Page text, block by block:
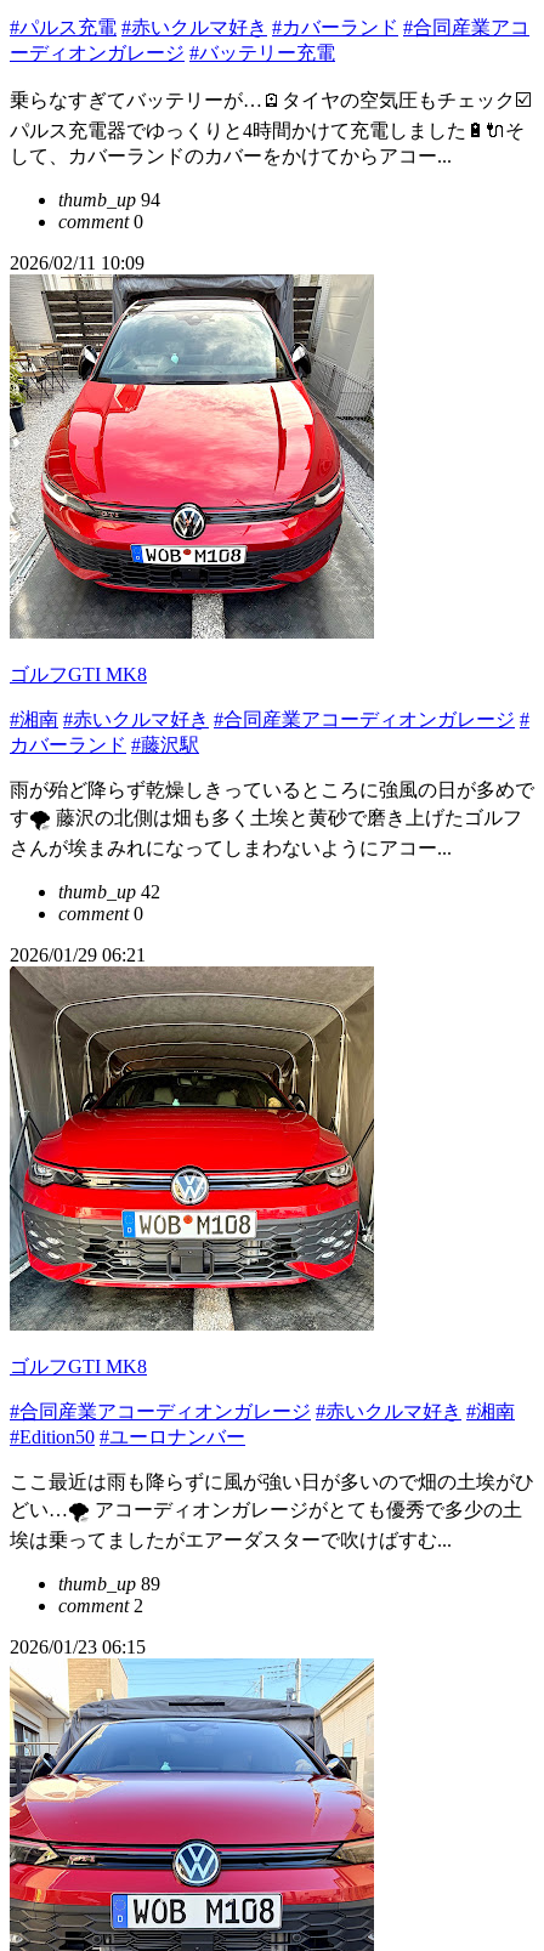
#パルス充電 #赤いクルマ好き #カバーランド #合同産業アコ
ーディオンガレージ #バッテリー充電
乗らなすぎてバッテリーが…🪫タイヤの空気圧もチェック☑️
パルス充電器でゆっくりと4時間かけて充電しました🔋🔌そ
して、カバーランドのカバーをかけてからアコー...
thumb_up 94
comment0
2026/02/11 10:09
ゴルフGTI MK8
#湘南 #赤いクルマ好き #合同産業アコーディオンガレージ #
カバーランド #藤沢駅
雨が殆ど降らず乾燥しきっているところに強風の日が多めで
す🌪️ 藤沢の北側は畑も多く土埃と黄砂で磨き上げたゴルフ
さんが埃まみれになってしまわないようにアコー...
thumb_up 42
comment0
2026/01/29 06:21
ゴルフGTI MK8
#合同産業アコーディオンガレージ #赤いクルマ好き #湘南
#Edition50 #ユーロナンバー
ここ最近は雨も降らずに風が強い日が多いので畑の土埃がひ
どい…🌪️ アコーディオンガレージがとても優秀で多少の土
埃は乗ってましたがエアーダスターで吹けばすむ...
thumb_up 89
comment2
2026/01/23 06:15